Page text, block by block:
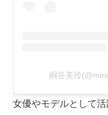
桐谷美玲
女優やモデルとして